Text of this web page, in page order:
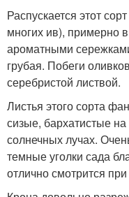
Распускается этот
многих ив), примерно
ароматными
грубая. Побеги
серебристой листвой.
Листья этого сорта
сизые, бархатистые
солнечных лучах.
темные уголки сада
отлично смотрится